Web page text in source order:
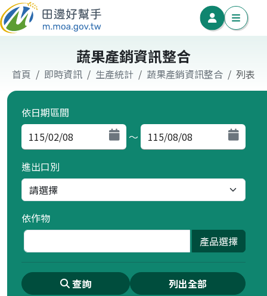
蔬果產銷資訊整合
首頁 即時資訊 生產統計 蔬果產銷資訊整合 列表
依日期區間
～
進出口別
依作物
查詢 列出全部